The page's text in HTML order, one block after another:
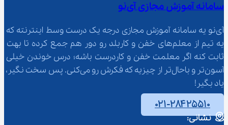
سامانه آموزش مجازی آی‌نو
آی‌نو یه سامانه آموزش مجازی درجه یک درست وسط اینترنته که
یه تیم از معلم‌‌های خفن و کاربلد رو دور هم جمع کرده تا بهت
ثابت کنه اگر معلمت خفن و کاردرست باشه؛ درس خوندن خیلی
آسون‌تر و باحال‌تر از چیزیه که فکرش رو می‌کنی. پس سخت نگیر،
یاد بگیر!
۰۲۱-۲۸۴۲۵۵۱۰
نشانی: